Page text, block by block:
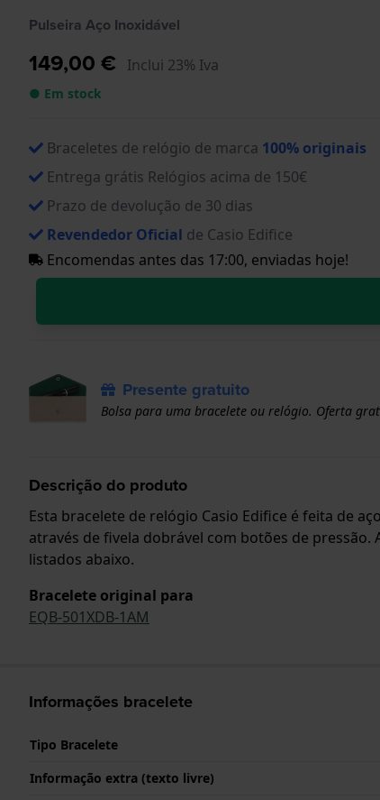
Pulseira Aço Inoxidável
149,00 € Inclui 23% Iva
● Em stock
Braceletes de relógio de marca 100% originais
Entrega grátis Relógios acima de 150€
Prazo de devolução de 30 dias
Revendedor Oficial de Casio Edifice
Encomendas antes das 17:00, enviadas hoje!
Presente gratuito
Bolsa para uma bracelete ou relógio. Oferta
Descrição do produto
Esta bracelete de relógio Casio Edifice é feita de
através de fivela dobrável com botões de
listados abaixo.
Bracelete original para
EQB-501XDB-1AM
Informações bracelete
Tipo Bracelete
Informação extra (texto livre)